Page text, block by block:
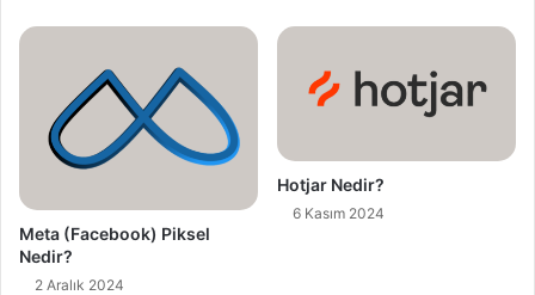
Meta (Facebook) Piksel
Nedir?
2 Aralık 2024
Hotjar Nedir?
6 Kasım 2024